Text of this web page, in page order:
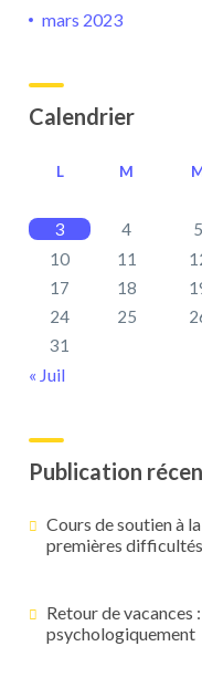
mars 2023
Calendrier
L M
3
4 5
10
11
17
18
24
25
31
« Juil
Publication
Cours de soutien à
premières
Retour de
psychologiquement